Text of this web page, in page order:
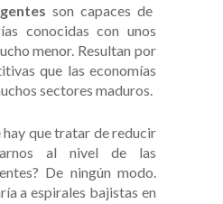
son capaces de
conocidas con unos
menor. Resultan por
que las economías
sectores maduros.
hay que tratar de reducir
al nivel de las
De ningún modo.
a espirales bajistas en